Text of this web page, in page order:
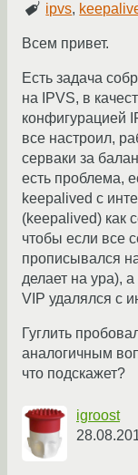
ipvs,
Всем привет.
Есть задача
на IPVS, в
конфигурацией
все настроил,
серваки за
есть проблема,
keepalived с
(keepalived) как
чтобы если все
прописывался
делает на ура),
VIP удалялся с
Гуглить
аналогичным
что подскажет?
igroost